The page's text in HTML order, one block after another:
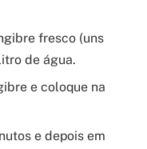
fresco (uns
de água.
e coloque na
e depois em